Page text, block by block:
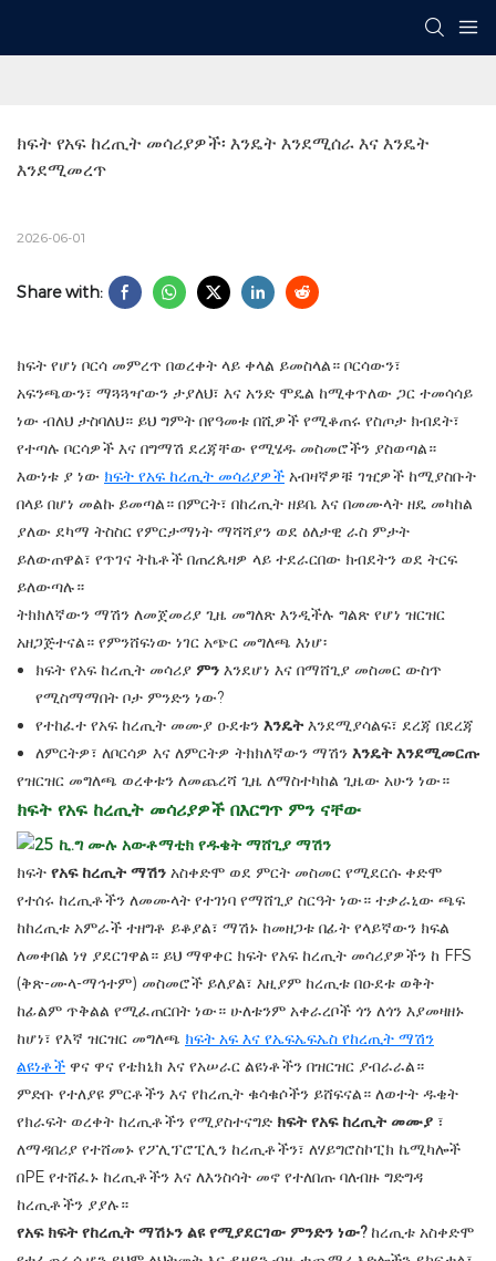
ክፍት የአፍ ከረጢት መሳሪያዎች፡ እንዴት እንደሚሰራ እና እንዴት
እንደሚመረጥ
2026-06-01
Share with:
ክፍት የሆነ ቦርሳ መምረጥ በወረቀት ላይ ቀላል ይመስላል። ቦርሳውን፣
አፍንጫውን፣ ማጓጓዣውን ታያለህ፣ እና አንድ ሞዴል ከሚቀጥለው ጋር ተመሳሳይ
ነው ብለህ ታስባለህ። ይህ ግምት በየዓመቱ በሺዎች የሚቆጠሩ የስጦታ ክብደት፣
የተጣሉ ቦርሳዎች እና በግማሽ ደረጃቸው የሚሄዱ መስመሮችን ያስወጣል።
እውነቱ ያ ነው ክፍት የአፍ ከረጢት መሳሪያዎች አብዛኛዎቹ ገዢዎች ከሚያስቡት
በላይ በሆነ መልኩ ይመጣል። በምርት፣ በከረጢት ዘይቤ እና በመሙላት ዘዴ መካከል
ያለው ደካማ ትስስር የምርታማነት ማሻሻያን ወደ ዕለታዊ ራስ ምታት
ይለውጠዋል፣ የጥገና ትኬቶች በጠረጴዛዎ ላይ ተደራርበው ክብደትን ወደ ትርፍ
ይለውጣሉ።
ትክክለኛውን ማሽን ለመጀመሪያ ጊዜ መግለጽ እንዲችሉ ግልጽ የሆነ ዝርዝር
አዘጋጅተናል። የምንሸፍነው ነገር አጭር መግለጫ እነሆ፡
ክፍት የአፍ ከረጢት መሳሪያ ምን እንደሆነ እና በማሸጊያ መስመር ውስጥ
የሚስማማበት ቦታ ምንድን ነው?
የተከፈተ የአፍ ከረጢት መሙያ ዑደቱን እንዴትእንደሚያሳልፍ፣ ደረጃ በደረጃ
ለምርትዎ፣ ለቦርሳዎ እና ለምርትዎ ትክክለኛውን ማሽን እንዴት እንደሚመርጡ
የዝርዝር መግለጫ ወረቀቱን ለመጨረሻ ጊዜ ለማስተካከል ጊዜው አሁን ነው።
ክፍት የአፍ ከረጢት መሳሪያዎች በእርግጥ ምን ናቸው
ክፍት የአፍ ከረጢት ማሽን አስቀድሞ ወደ ምርት መስመር የሚደርሱ ቀድሞ
የተሰሩ ከረጢቶችን ለመሙላት የተገነባ የማሸጊያ ስርዓት ነው። ተቃራኒው ጫፍ
ከከረጢቱ አምራች ተዘግቶ ይቆያል፣ ማሽኑ ከመዘጋቱ በፊት የላይኛውን ክፍል
ለመቀበል ነፃ ያደርገዋል። ይህ ማዋቀር ክፍት የአፍ ከረጢት መሳሪያዎችን ከ FFS
(ቅጽ-ሙላ-ማኅተም) መስመሮች ይለያል፣ እዚያም ከረጢቱ በዑደቱ ወቅት
ከፊልም ጥቅልል ​​የሚፈጠርበት ነው። ሁለቱንም አቀራረቦች ጎን ለጎን እያመዛዘኑ
ከሆነ፣ የእኛ ዝርዝር መግለጫ ክፍት አፍ እና የኤፍኤፍኤስ የከረጢት ማሽን
ልዩነቶች ዋና ዋና የቴክኒክ እና የአሠራር ልዩነቶችን በዝርዝር ያብራራል።
ምድቡ የተለያዩ ምርቶችን እና የከረጢት ቁሳቁሶችን ይሸፍናል። ለወተት ዱቄት
የክራፍት ወረቀት ከረጢቶችን የሚያስተናግድ ክፍት የአፍ ከረጢት መሙያ ፣
ለማዳበሪያ የተሸመኑ የፖሊፕሮፒሊን ከረጢቶችን፣ ለሃይግሮስኮፒክ ኬሚካሎች
በPE የተሸፈኑ ከረጢቶችን እና ለእንስሳት መኖ የተለበጡ ባለብዙ ግድግዳ
ከረጢቶችን ያያሉ።
የአፍ ክፍት የከረጢት ማሽኑን ልዩ የሚያደርገው ምንድን ነው? ከረጢቱ አስቀድሞ